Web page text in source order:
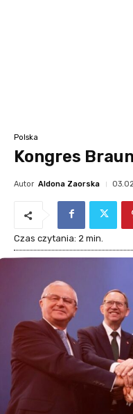
Polska
Kongres
Autor Aldona Zaorska
Czas czytania: 2 min.